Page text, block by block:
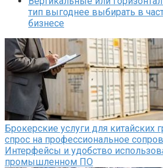
тип выгоднее выбирать в
бизнесе
Брокерские услуги для китайских
спрос на профессиональное
Интерфейсы и удобство
промышленном ПО